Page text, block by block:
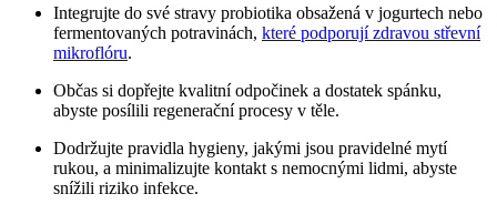
Integrujte do své stravy probiotika obsažená v jogurtech nebo
fermentovaných potravinách, které podporují zdravou střevní
mikroflóru.
Občas si dopřejte kvalitní odpočinek a dostatek spánku,
abyste posílili regenerační procesy v těle.
Dodržujte pravidla hygieny, jakými jsou pravidelné mytí
rukou, a minimalizujte kontakt s nemocnými lidmi, abyste
snížili riziko infekce.